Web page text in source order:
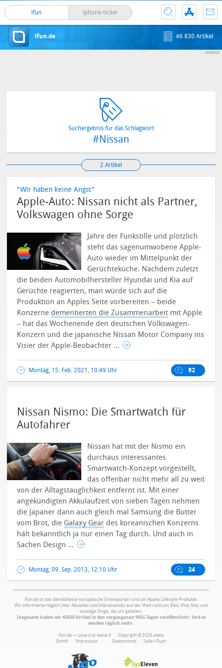
ifun iphone-ticker
ifun.de 46 830 Artikel
Suchergebnis für das Schlagwort
#Nissan
2 Artikel
"Wir haben keine Angst"
Apple-Auto: Nissan nicht als Partner,
Volkswagen ohne Sorge
Jahre der Funkstille und plötzlich
steht das sagenumwobene Apple-
Auto wieder im Mittelpunkt der
Gerüchteküche. Nachdem zuletzt
die beiden Automobilhersteller Hyundai und Kia auf
Gerüchte reagierten, man würde sich auf die
Produktion an Apples Seite vorbereiten – beide
Konzerne dementierten die Zusammenarbeit mit Apple
– hat das Wochenende den deutschen Volkswagen-
Konzern und die japanische Nissan Motor Company ins
Visier der Apple-Beobachter ...
Montag, 15. Feb. 2021, 10:49 Uhr 92
Nissan Nismo: Die Smartwatch für
Autofahrer
Nissan hat mit der Nismo ein
durchaus interessantes
Smartwatch-Konzept vorgestellt,
das offenbar nicht mehr all zu weit
von der Alltagstauglichkeit entfernt ist. Mit einer
angekündigten Akkulaufzeit von sieben Tagen nehmen
die Japaner dann auch gleich mal Samsung die Butter
vom Brot, die Galaxy Gear des koreanischen Konzerns
hält bekanntlich ja nur einen Tag durch. Und auch in
Sachen Design ...
Montag, 09. Sep. 2013, 12:10 Uhr 24
ifun.de ist das dienstälteste europäische Onlineportal rund um Apples Lifestyle-Produkte.
Wir informieren täglich über Aktuelles und Interessantes aus der Welt rund um iPad, iPod, Mac und
sonstige Dinge, die uns gefallen.
Insgesamt haben wir 46830 Artikel in den vergangenen 9056 Tagen veröffentlicht. Und es
werden täglich mehr.
ifun.de — Love it or leave it · Copyright © 2026 aketo
GmbH · Impressum · · Datenschutz · Safari-Push